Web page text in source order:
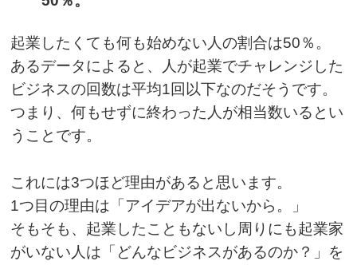
起業したくても何も始めない人の割合は50％。
あるデータによると、人が起業でチャレンジした
ビジネスの回数は平均1回以下なのだそうです。
つまり、何もせずに終わった人が相当数いるとい
うことです。
これには3つほど理由があると思います。
1つ目の理由は「アイデアが出ないから。」
そもそも、起業したこともないし周りにも起業家
がいない人は「どんなビジネスがあるのか？」を